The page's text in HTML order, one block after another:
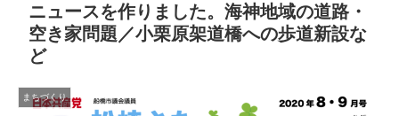
ニュースを作りました。海神地域の道路・
空き家問題／小栗原架道橋への歩道新設な
ど
まちづくり